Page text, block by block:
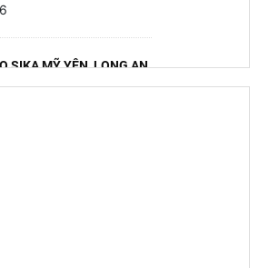
SIKA MỸ YÊN, LONG AN
Mỹ Yên, Tây Ninh, Việt Nam